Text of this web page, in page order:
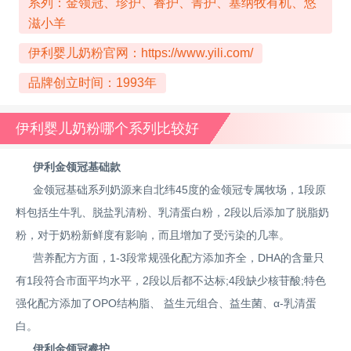
滋小羊
伊利婴儿奶粉官网： https://www.yili.com/
品牌创立时间：1993年
伊利婴儿奶粉哪个系列比较好
伊利金领冠基础款
金领冠基础系列奶源来自北纬45度的金领冠专属牧场，1段原
料包括生牛乳、脱盐乳清粉、乳清蛋白粉，2段以后添加了脱脂奶
粉，对于奶粉新鲜度有影响，而且增加了受污染的几率。
营养配方方面，1-3段常规强化配方添加齐全，DHA的含量只
有1段符合市面平均水平，2段以后都不达标;4段缺少核苷酸;特色
强化配方添加了OPO结构脂、 益生元组合、益生菌、α-乳清蛋
白。
伊利金领冠睿护